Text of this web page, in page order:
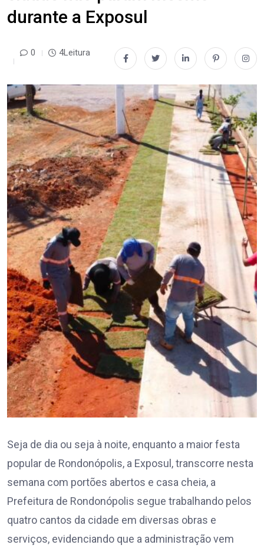
durante a Exposul
0 4Leitura
Seja de dia ou seja à noite, enquanto a maior festa
popular de Rondonópolis, a Exposul, transcorre nesta
semana com portões abertos e casa cheia, a
Prefeitura de Rondonópolis segue trabalhando pelos
quatro cantos da cidade em diversas obras e
serviços, evidenciando que a administração vem